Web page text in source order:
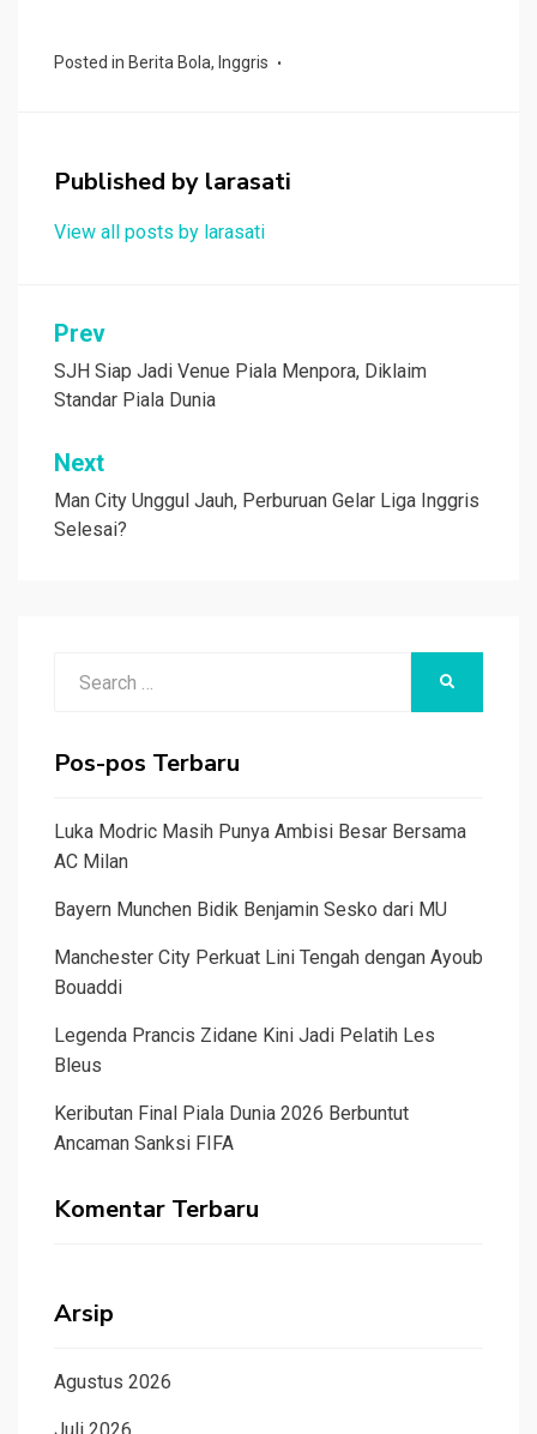
ce
o
k
tt at
p
p
e
Posted in Berita Bola, Inggris
Published by larasati
View all posts by larasati
Navigasi
pos
Prev
SJH Siap Jadi Venue Piala Menpora, Diklaim
Standar Piala Dunia
Next
Man City Unggul Jauh, Perburuan Gelar Liga Inggris
Selesai?
Pos-pos Terbaru
Luka Modric Masih Punya Ambisi Besar Bersama
AC Milan
Bayern Munchen Bidik Benjamin Sesko dari MU
Manchester City Perkuat Lini Tengah dengan Ayoub
Bouaddi
Legenda Prancis Zidane Kini Jadi Pelatih Les
Bleus
Keributan Final Piala Dunia 2026 Berbuntut
Ancaman Sanksi FIFA
Komentar Terbaru
Arsip
Agustus 2026